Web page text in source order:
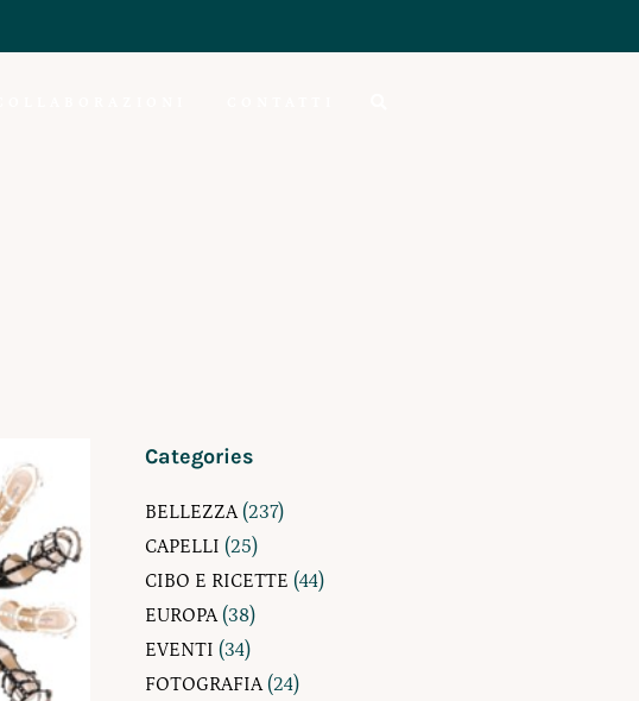
Categories
BELLEZZA(237)
CAPELLI (25)
CIBO E RICETTE (44)
EUROPA(38)
EVENTI (34)
FOTOGRAFIA(24)